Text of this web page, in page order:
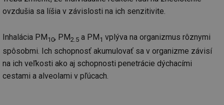
ovzdušia sa líšia v závislosti na ich senzitivite.
Inhalácia PM10, PM2.5 a PM1 vplýva na organizmus rôznymi
spôsobmi. Ich schopnosť akumulovať sa v organizme závisí
na ich veľkosti ako aj schopnosti penetrácie dýchacími
cestami a alveolami v pľúcach.